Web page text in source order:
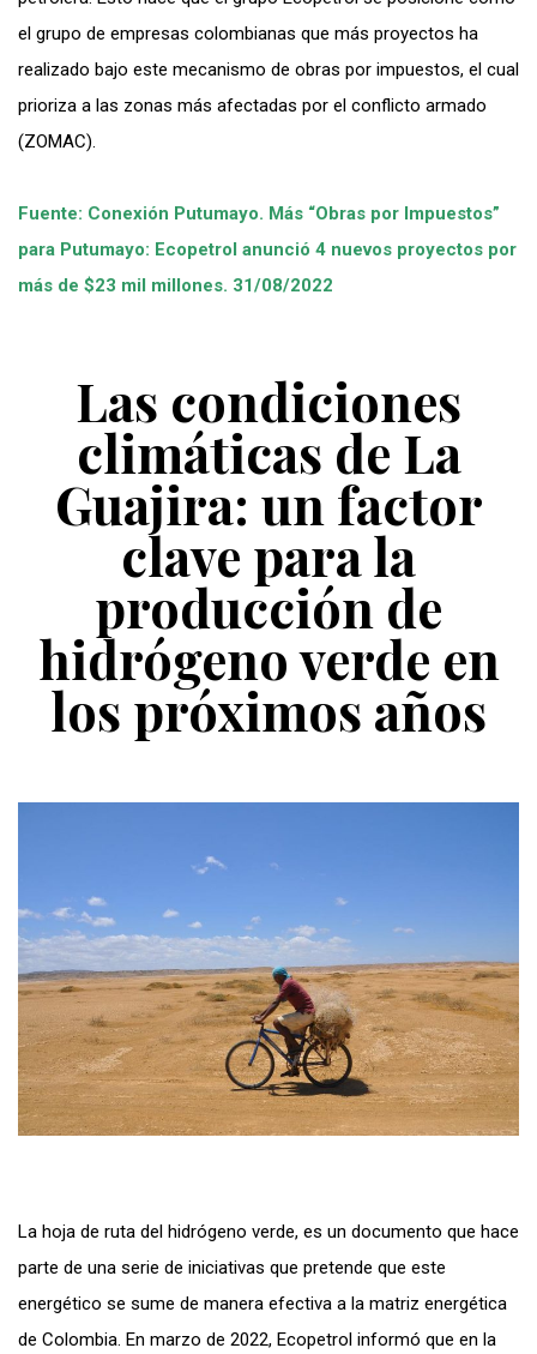
el grupo de empresas colombianas que más proyectos ha
realizado bajo este mecanismo de obras por impuestos, el cual
prioriza a las zonas más afectadas por el conflicto armado
(ZOMAC).
Fuente: Conexión Putumayo. Más “Obras por Impuestos”
para Putumayo: Ecopetrol anunció 4 nuevos proyectos por
más de $23 mil millones. 31/08/2022
Las condiciones
climáticas de La
Guajira: un factor
clave para la
producción de
hidrógeno verde en
los próximos años
La hoja de ruta del hidrógeno verde, es un documento que hace
parte de una serie de iniciativas que pretende que este
energético se sume de manera efectiva a la matriz energética
de Colombia. En marzo de 2022, Ecopetrol informó que en la